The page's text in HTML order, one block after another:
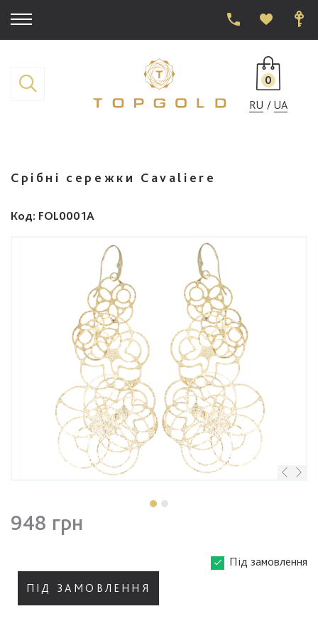
0
RU
UA
Срібні сережки Cavaliere
Код: FOL0001A
948 грн
Під замовлення
ПІД ЗАМОВЛЕННЯ